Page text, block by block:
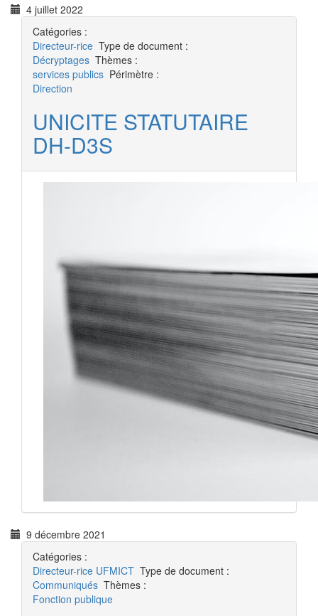
4 juillet 2022
Catégories :
Directeur-rice Type de document :
Décryptages Thèmes :
services publics Périmètre :
Direction
UNICITE STATUTAIRE
DH-D3S
9 décembre 2021
Catégories :
Directeur-rice UFMICT Type de document :
Communiqués Thèmes :
Fonction publique